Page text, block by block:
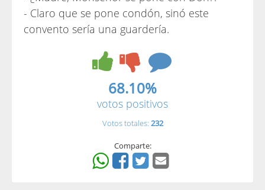
- Claro que se pone condón, sinó este
convento sería una guardería.
68.10%
votos positivos
Votos totales: 232
Comparte: